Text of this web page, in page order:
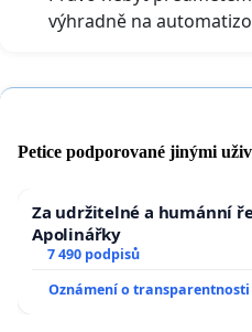
výhradně na
Petice podporované jinými
Za udržitelné a humánní
Apolinářky
7 490 podpisů
Oznámení o transparentnosti